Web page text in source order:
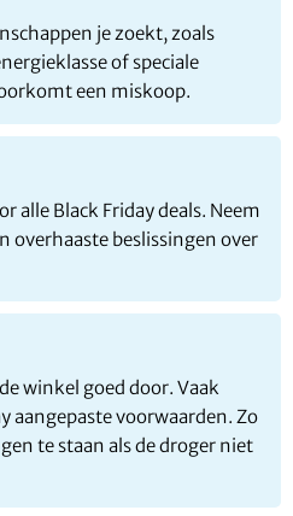
je zoekt, zoals
of speciale
een miskoop.
alle Black Friday deals. Neem
overhaaste beslissingen over
winkel goed door. Vaak
aangepaste voorwaarden. Zo
te staan als de droger niet